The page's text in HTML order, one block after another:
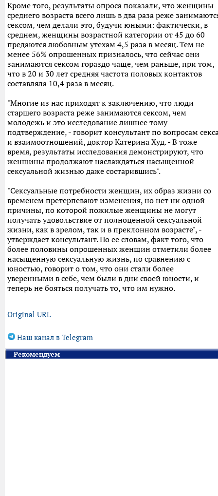
Кроме того, результаты опроса показали, что женщины
среднего возраста всего лишь в два раза реже
сексом, чем делали это, будучи юными: фактически, в
среднем, женщины возрастной категории от 45 до 60
предаются любовным утехам 4,5 раза в месяц. Тем не
менее 56% опрошенных призналось, что сейчас они
занимаются сексом гораздо чаще, чем раньше, при том,
что в 20 и 30 лет средняя частота половых контактов
составляла 10,4 раза в месяц.
"Многие из нас приходят к заключению, что люди
старшего возраста реже занимаются сексом, чем
молодежь и это исследование лишнее тому
подтверждение, - говорит консультант по вопросам
и взаимоотношений, доктор Катерина Худ. - В тоже
время, результаты исследования демонстрируют, что
женщины продолжают наслаждаться насыщенной
сексуальной жизнью даже состарившись".
"Сексуальные потребности женщин, их образ жизни со
временем претерпевают изменения, но нет ни одной
причины, по которой пожилые женщины не могут
получать удовольствие от полноценной сексуальной
жизни, как в зрелом, так и в преклонном возрасте", -
утверждает консультант. По ее словам, факт того, что
более половины опрошенных женщин отметили более
насыщенную сексуальную жизнь, по сравнению с
юностью, говорит о том, что они стали более
уверенными в себе, чем были в дни своей юности, и
теперь не бояться получать то, что им нужно.
Original URL
Наш канал в Telegram
Рекомендуем